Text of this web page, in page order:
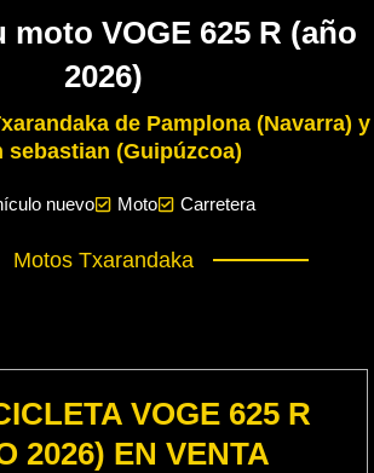
moto VOGE 625 R (año
2026)
de Pamplona (Navarra) y
sebastian (Guipúzcoa)
nuevo Moto Carretera
Motos Txarandaka
VOGE 625 R
2026) EN VENTA